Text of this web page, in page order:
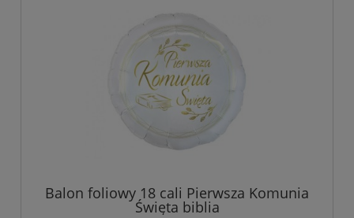
Balon foliowy 18 cali Pierwsza Komunia
Święta biblia